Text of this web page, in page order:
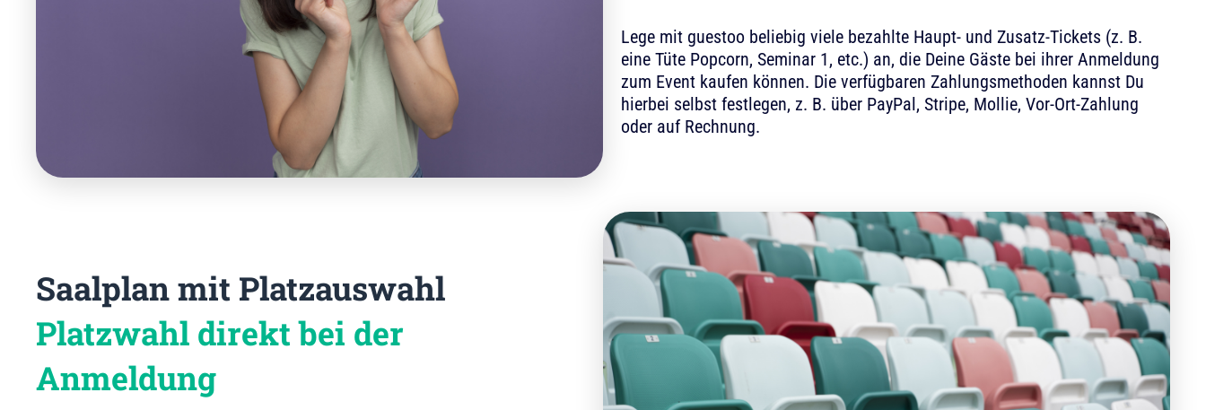
Lege mit guestoo beliebig viele bezahlte Haupt- und Zusatz-Tickets (z. B.
eine Tüte Popcorn, Seminar 1, etc.) an, die Deine Gäste bei ihrer Anmeldung
zum Event kaufen können. Die verfügbaren Zahlungsmethoden kannst Du
hierbei selbst festlegen, z. B. über PayPal, Stripe, Mollie, Vor-Ort-Zahlung
oder auf Rechnung.
Saalplan mit Platzauswahl
Platzwahl direkt bei der
Anmeldung